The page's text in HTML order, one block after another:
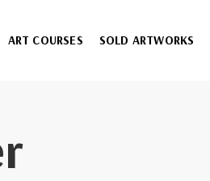
ART COURSES SOLD ARTWORKS